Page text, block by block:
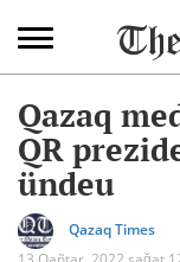
Qazaq
QR
ündeu
Qazaq Times